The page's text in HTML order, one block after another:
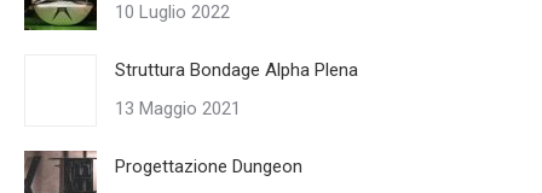
10 Luglio 2022
Struttura Bondage Alpha Plena
13 Maggio 2021
Progettazione Dungeon